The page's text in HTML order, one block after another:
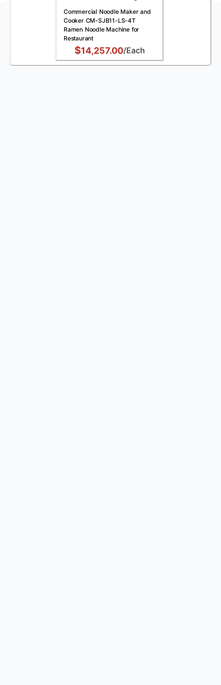
Commercial Noodle Maker and
Cooker CM-SJB11-LS-4T
Ramen Noodle Machine for
Restaurant
$14,257.00/Each